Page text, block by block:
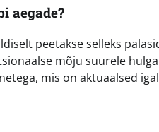
aegade?
peetakse selleks
mõju suurele
mis on aktuaalsed